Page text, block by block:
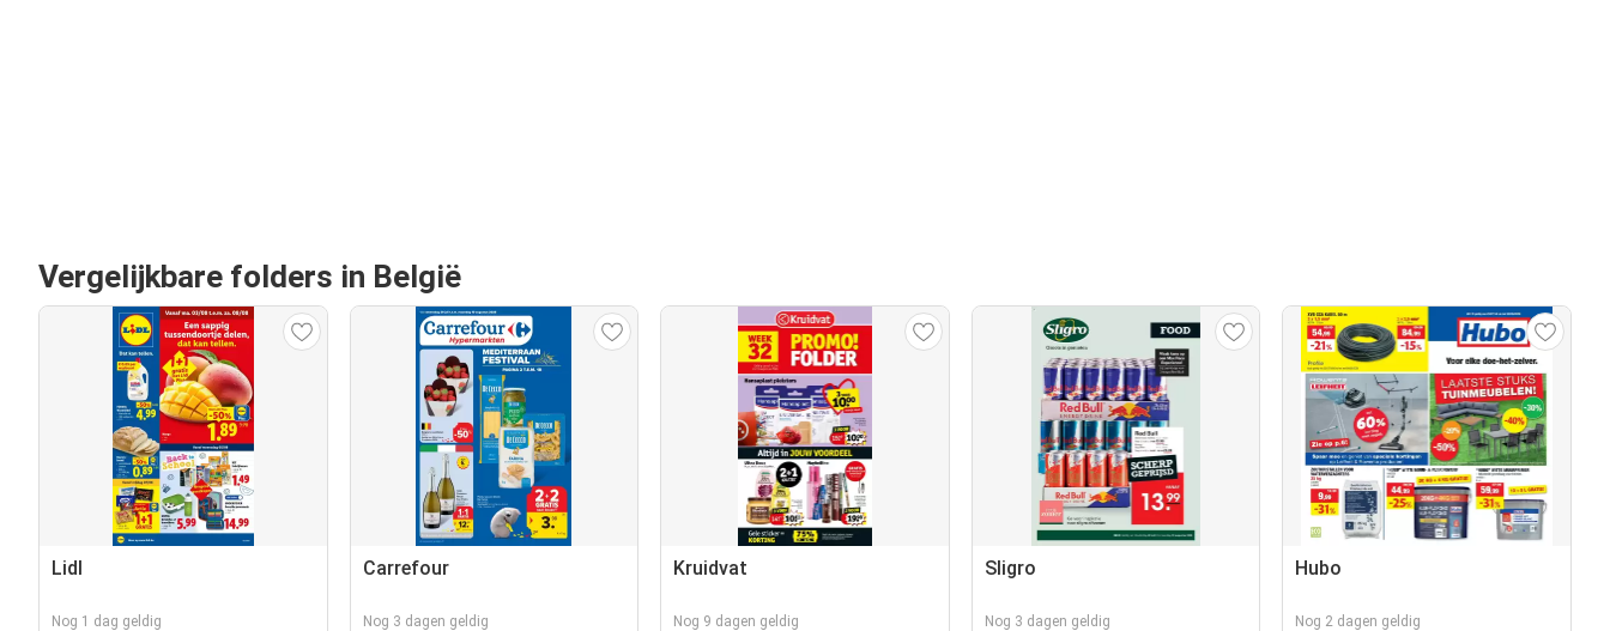
Vergelijkbare folders in België
Lidl
Nog 1 dag geldig
Carrefour
Nog 3 dagen geldig
Kruidvat
Nog 9 dagen geldig
Sligro
Nog 3 dagen geldig
Hubo
Nog 2 dagen geldig